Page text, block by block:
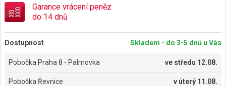
Garance vrácení peněz
do 14 dnů
Dostupnost Skladem - do 3-5 dnů u Vás
Pobočka Praha 8 - Palmovka ve středu 12.08.
Pobočka Řevnice v úterý 11.08.